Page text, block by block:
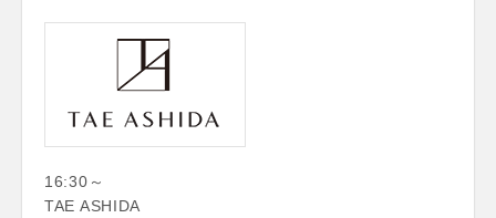
16:30～
TAE ASHIDA